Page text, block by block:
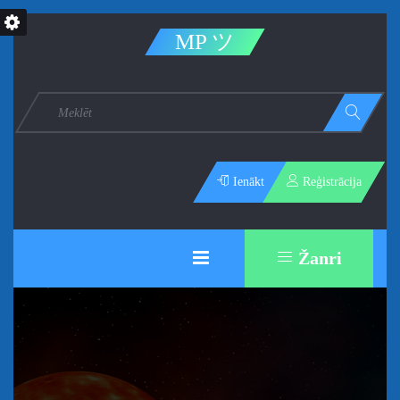
MP ツ
Ienākt Reģistrācija
Žanri